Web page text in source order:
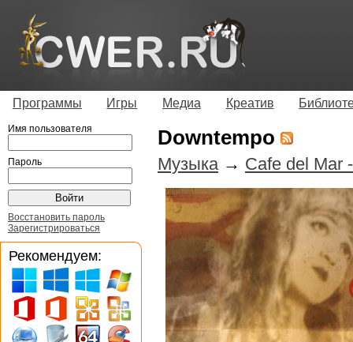
Программы Игры Медиа Креатив
Downtempo
Музыка → Cafe del Mar
Имя пользователя
Пароль
Восстановить пароль
Зарегистрироваться
Рекомендуем: